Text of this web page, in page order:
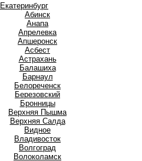
Екатеринбург
Абинск
Анапа
Апрелевка
Апшеронск
Асбест
Астрахань
Балашиха
Барнаул
Белореченск
Березовский
Бронницы
Верхняя Пышма
Верхняя Салда
Видное
Владивосток
Волгоград
Волоколамск